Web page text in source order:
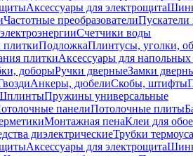
Аксессуары для электрощитаШины
Частотные преобразователи
Счетчики воды
плиткиПодложкаПлинтусы, уголки,
плиткиАксессуары для
доборыРучки дверныеЗамки
Анкеры, дюбелиСкобы, штифты
Пружины универсальные
панелиПотолочные плиты
Монтажная пенаКлеи для
диэлектрическиеТрубки
Аксессуары для электрощитаШины